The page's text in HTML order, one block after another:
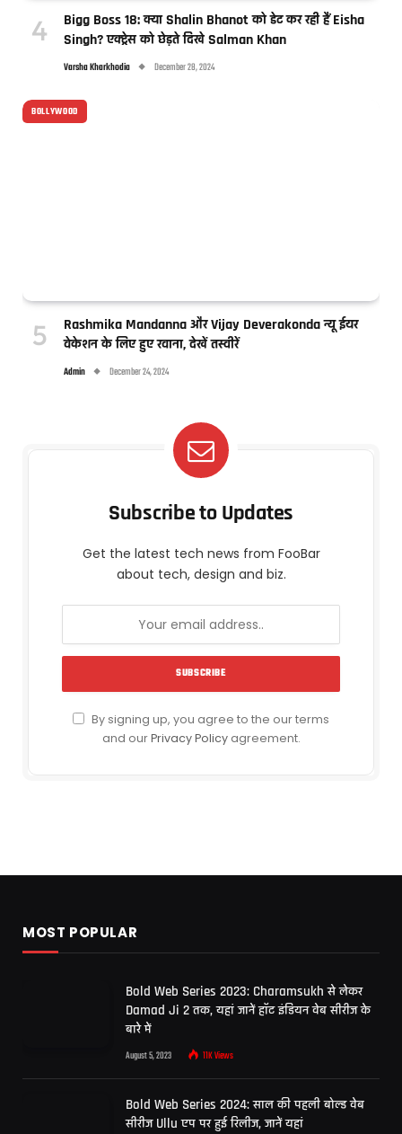
Bigg Boss 18: क्या Shalin Bhanot को डेट कर रही हैं Eisha
Singh? एक्ट्रेस को छेड़ते दिखे Salman Khan
Varsha Kharkhodia December 28, 2024
BOLLYWOOD
Rashmika Mandanna और Vijay Deverakonda न्यू ईयर
वेकेशन के लिए हुए रवाना, देखें तस्वीरें
Admin December 24, 2024
Subscribe to Updates
Get the latest tech news from FooBar
about tech, design and biz.
By signing up, you agree to the our terms
and ourPrivacy Policyagreement.
MOST POPULAR
Bold Web Series 2023: Charamsukh से लेकर
Damad Ji 2 तक, यहां जानें हॉट इंडियन वेब सीरीज के
बारे में
August 5, 2023 11KViews
Bold Web Series 2024: साल की पहली बोल्ड वेब
सीरीज Ullu एप पर हुई रिलीज, जानें यहां